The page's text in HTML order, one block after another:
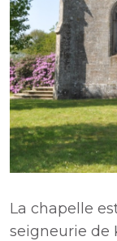
La chapelle
seigneurie de